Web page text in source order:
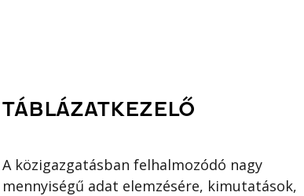
TÁBLÁZATKEZELŐ
A közigazgatásban felhalmozódó nagy
mennyiségű adat elemzésére, kimutatások,